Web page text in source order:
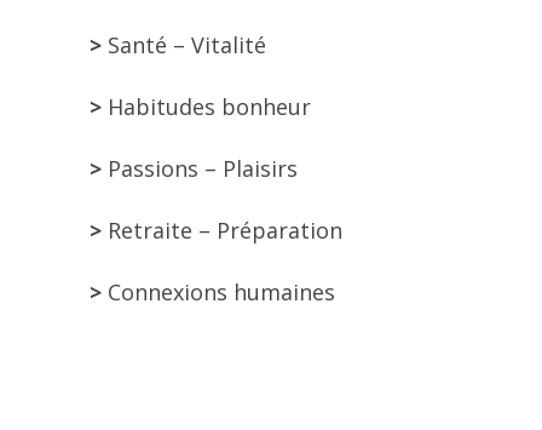
> Santé – Vitalité
> Habitudes bonheur
> Passions – Plaisirs
> Retraite – Préparation
> Connexions humaines